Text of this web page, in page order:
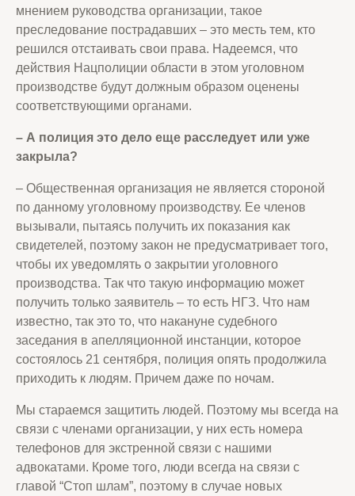
мнением руководства организации, такое
преследование пострадавших – это месть тем, кто
решился отстаивать свои права. Надеемся, что
действия Нацполиции области в этом уголовном
производстве будут должным образом оценены
соответствующими органами.
– А полиция это дело еще расследует или уже
закрыла?
– Общественная организация не является стороной
по данному уголовному производству. Ее членов
вызывали, пытаясь получить их показания как
свидетелей, поэтому закон не предусматривает того,
чтобы их уведомлять о закрытии уголовного
производства. Так что такую информацию может
получить только заявитель – то есть НГЗ. Что нам
известно, так это то, что накануне судебного
заседания в апелляционной инстанции, которое
состоялось 21 сентября, полиция опять продолжила
приходить к людям. Причем даже по ночам.
Мы стараемся защитить людей. Поэтому мы всегда на
связи с членами организации, у них есть номера
телефонов для экстренной связи с нашими
адвокатами. Кроме того, люди всегда на связи с
главой “Стоп шлам”, поэтому в случае новых